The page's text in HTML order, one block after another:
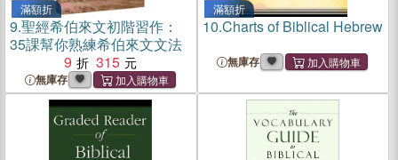
滿額折
9.聖經希伯來文初階習作：
35課幫你熟練希伯來文文法
9
315
無庫存
滿額折
10.Charts of Biblical Hebrew
無庫存